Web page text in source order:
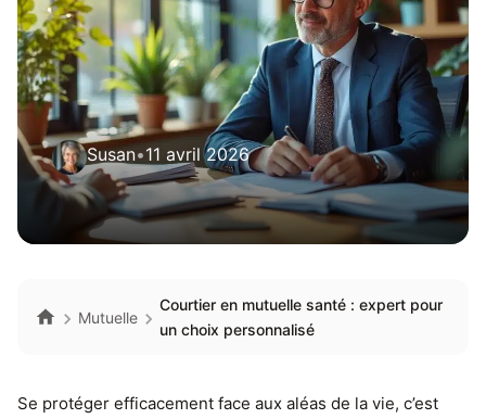
Susan•11 avril 2026
Mutuelle
Courtier en mutuelle santé : expert pour
un choix personnalisé
Se protéger efficacement face aux aléas de la vie, c’est